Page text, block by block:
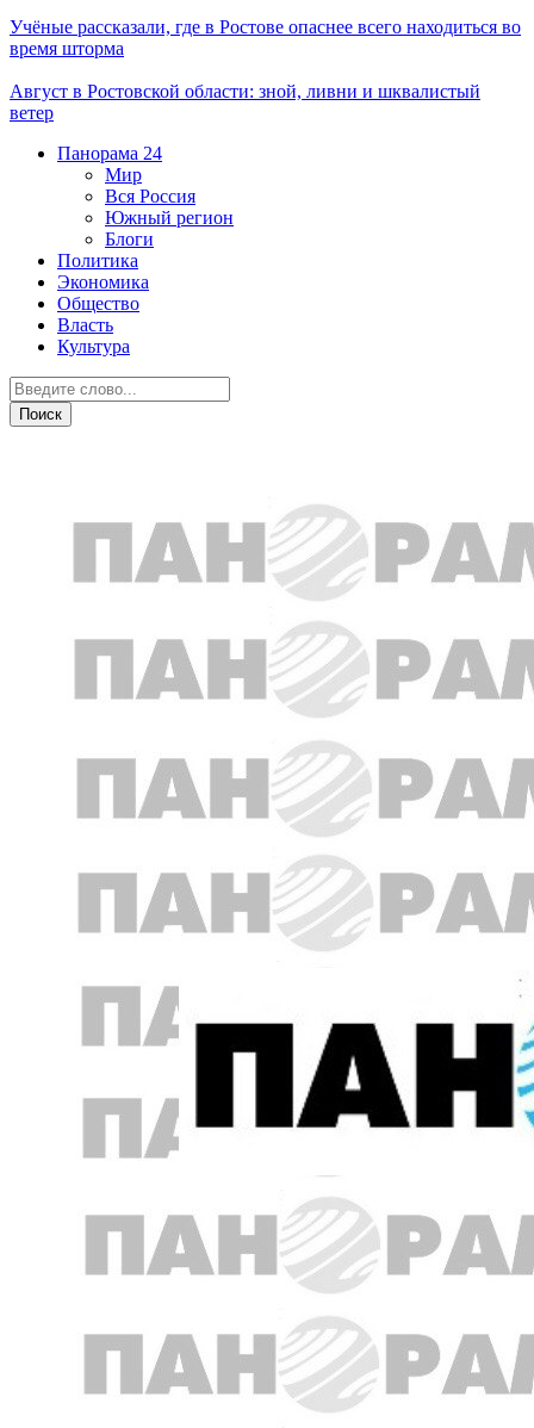
Учёные рассказали, где в Ростове опаснее всего находиться во
время шторма
Август в Ростовской области: зной, ливни и шквалистый
ветер
Панорама 24
Мир
Вся Россия
Южный регион
Блоги
Политика
Экономика
Общество
Власть
Культура